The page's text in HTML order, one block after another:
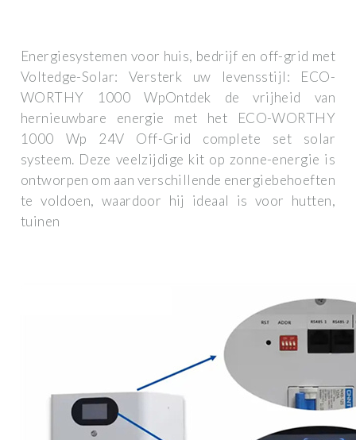
Energiesystemen voor huis, bedrijf en off-grid met
Voltedge-Solar: Versterk uw levensstijl: ECO-
WORTHY 1000 WpOntdek de vrijheid van
hernieuwbare energie met het ECO-WORTHY
1000 Wp 24V Off-Grid complete set solar
systeem. Deze veelzijdige kit op zonne-energie is
ontworpen om aan verschillende energiebehoeften
te voldoen, waardoor hij ideaal is voor hutten,
tuinen